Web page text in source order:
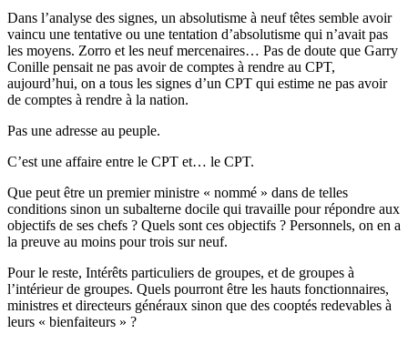
Dans l’analyse des signes, un absolutisme à neuf têtes semble avoir
vaincu une tentative ou une tentation d’absolutisme qui n’avait pas
les moyens. Zorro et les neuf mercenaires… Pas de doute que Garry
Conille pensait ne pas avoir de comptes à rendre au CPT,
aujourd’hui, on a tous les signes d’un CPT qui estime ne pas avoir
de comptes à rendre à la nation.
Pas une adresse au peuple.
C’est une affaire entre le CPT et… le CPT.
Que peut être un premier ministre « nommé » dans de telles
conditions sinon un subalterne docile qui travaille pour répondre aux
objectifs de ses chefs ? Quels sont ces objectifs ? Personnels, on en a
la preuve au moins pour trois sur neuf.
Pour le reste, Intérêts particuliers de groupes, et de groupes à
l’intérieur de groupes. Quels pourront être les hauts fonctionnaires,
ministres et directeurs généraux sinon que des cooptés redevables à
leurs « bienfaiteurs » ?